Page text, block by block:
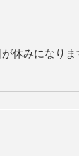
休みになりま